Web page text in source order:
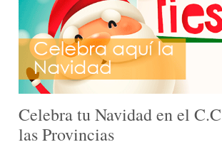
Celebra tu Navidad en el
las Provincias